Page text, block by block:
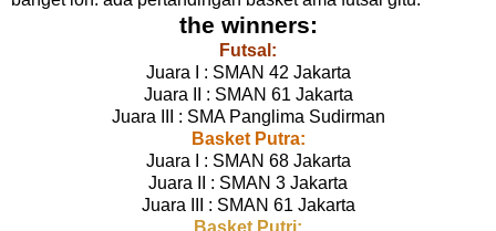
the winners:
Futsal:
Juara I : SMAN 42 Jakarta
Juara II : SMAN 61 Jakarta
Juara III : SMA Panglima Sudirman
Basket Putra:
Juara I : SMAN 68 Jakarta
Juara II : SMAN 3 Jakarta
Juara III : SMAN 61 Jakarta
Basket Putri: